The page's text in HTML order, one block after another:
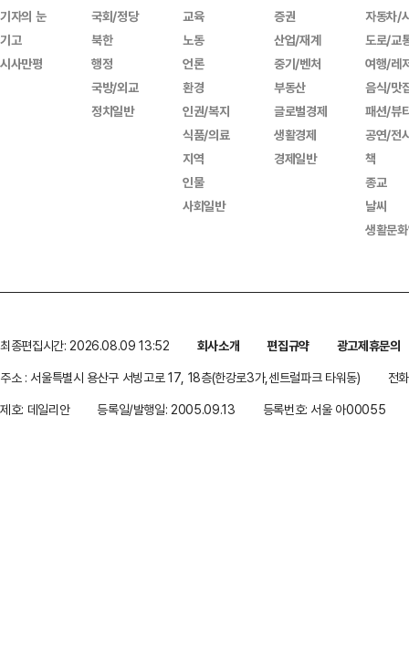
기자의 눈
기고
시사만평
국회/정당
북한
행정
국방/외교
정치일반
교육
노동
언론
환경
인권/복지
식품/의료
지역
인물
사회일반
증권
산업/재계
중기/벤처
부동산
글로벌경제
생활경제
경제일반
자동차/
도로/교
여행/레
음식/맛
패션/뷰
공연/전
책
종교
날씨
생활문
최종편집시간: 2026.08.09 13:52 회사소개 편집규약
광고제휴문의
주소 : 서울특별시 용산구 서빙고로 17, 18층(한강로3가,센트럴파크 타워동)
전
제호: 데일리안
등록일/발행일: 2005.09.13 등록번호: 서울 아00055